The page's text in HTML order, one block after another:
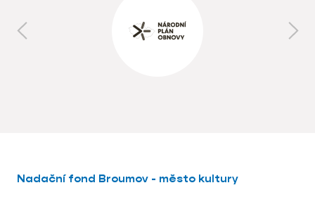
Nadační fond Broumov - město kultury